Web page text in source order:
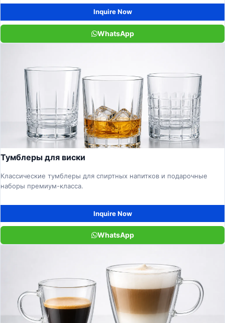
Inquire Now
WhatsApp
Тумблеры для виски
Классические тумблеры для спиртных напитков и подарочные
наборы премиум-класса.
Inquire Now
WhatsApp